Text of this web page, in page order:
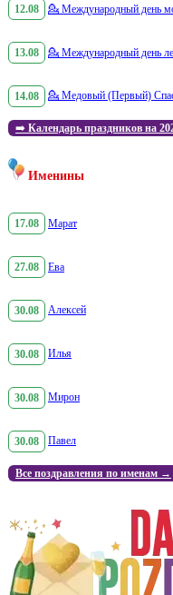
12.08 💁 Международный день
13.08 💁 Международный день
14.08 💁 Медовый (Первый)
➡️ Календарь праздников на
Именины
17.08 Марат
27.08 Ева
30.08 Алексей
30.08 Илья
30.08 Мирон
30.08 Павел
Все поздравления по именам →